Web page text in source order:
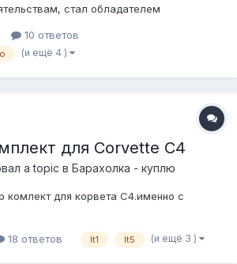
стал обладателем
оказалось, что данные
исключительно на американских
10 ответов
(и ещё 4 )
для Corvette C4
a topic в Барахолка - куплю
комлект для корвета С4.именно с
18 ответов lt1 lt5 (и ещё 3 )